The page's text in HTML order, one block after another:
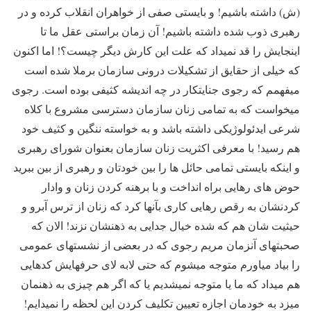
(ش) داشته باشیم! و بایستی صفی از خواهران انقلاب کرده و در
رهبری ذوب شده داشته باشیم! آن زمان براستی عقل ما تا
اینجایش را قد نمیداد که علت این کارش دیگر چیست؟! اما اکنون
که خیلی از حقایق از تشکیلات درونی سازمان برملا شده است
میفهمم که رجوی جنایتکار در چه اندیشه کثیفی بوده است. رجوی
میخواست که به تمامی زنان سازمان دسترسی مشروع با کلاه
شرعی ایدئولوژیکی داشته باشد و به خواسته ننگین و کثیف خود
هم رسید! با معرفی اکثریت زنان سازمان بعنوان شورای رهبری
و اینکه بایستی تمامی حائل ها را بین خودتان و رهبری از بین ببرید
حوض های رهایی براه انداخت و با برهنه کردن زنان و وادار
کردنشان به رقص رهایی کاری بآنها کرد که زنان از ترس آبرو و
حیثیت شان هم که شده خیال جدایی به ذهنشان نزند! الان که
صحبتهای آنزمان مریم رجوی که در بعضی از نشستهای عمومی
را بیاد میاورم متوجه میشوم که حتی لابه لای حرفهایش کدهایی
هم میداد که ما یا متوجه نمیشدیم یا که اگر هم چیزی به ذهنمان
میزد به خودمان اجازه تعیین تکلیف کردن این لحظه را نمیدایم!